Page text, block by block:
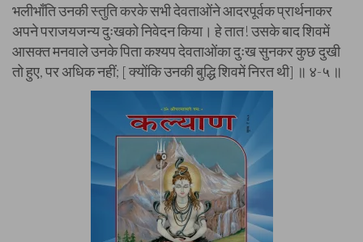
भलीभाँति उनकी स्तुति करके सभी देवताओंने आदरपूर्वक प्रार्थनाकर
अपने पराजयजन्य दुःखको निवेदन किया। हे तात! उसके बाद शिवमें
आसक्त मनवाले उनके पिता कश्यप देवताओंका दुःख सुनकर कुछ दुखी
तो हुए, पर अधिक नहीं; [ क्योंकि उनकी बुद्धि शिवमें निरत थी] ॥ ४-५ ॥